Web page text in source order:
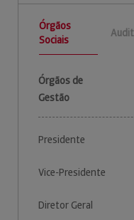
Órgãos
Sociais
Órgãos de
Gestão
Presidente
Vice-Presidente
Diretor Geral